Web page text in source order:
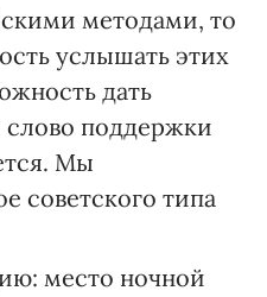
методами, то
услышать этих
дать
слово поддержки
Мы
советского типа
место ночной